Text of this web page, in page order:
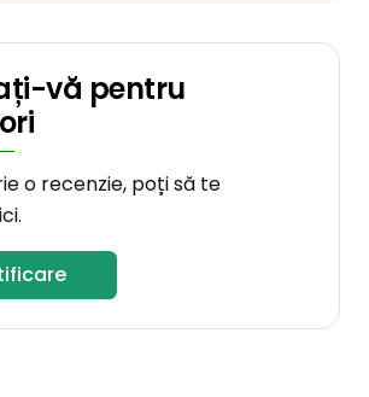
vă pentru
o recenzie, poți să te